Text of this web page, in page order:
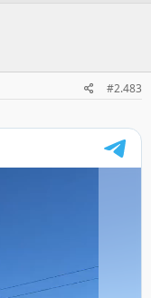
#2.483